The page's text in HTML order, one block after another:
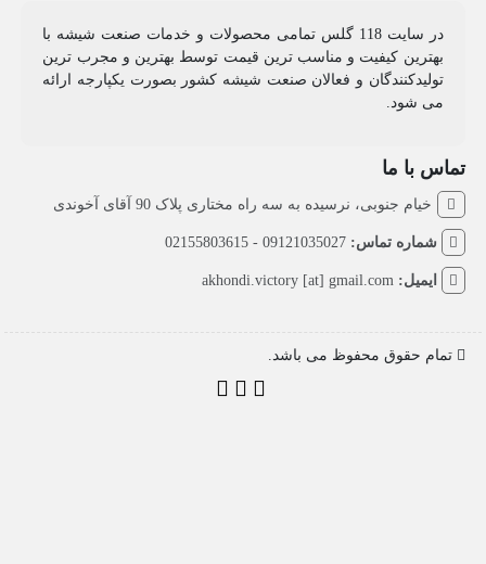
در سایت 118 گلس تمامی محصولات و خدمات صنعت شیشه با
بهترین کیفیت و مناسب ترین قیمت توسط بهترین و مجرب ترین
تولیدکنندگان و فعالان صنعت شیشه کشور بصورت یکپارجه ارائه
می شود.
تماس با ما
خیام جنوبی، نرسیده به سه راه مختاری پلاک 90 آقای آخوندی
شماره تماس:09121035027 - 02155803615
ایمیل:akhondi.victory [at] gmail.com
تمام حقوق محفوظ می باشد.